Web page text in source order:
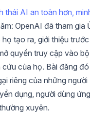
thái AI an toàn hơn,
OpenAI đã tham gia
tạo ra, giới thiệu trước
quyền truy cập vào bộ
của họ. Bài đăng đó
riêng của những người
dụng, người dùng ứng
xuyên.